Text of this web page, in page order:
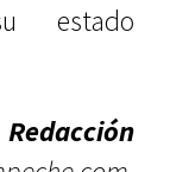
estado
Redacción